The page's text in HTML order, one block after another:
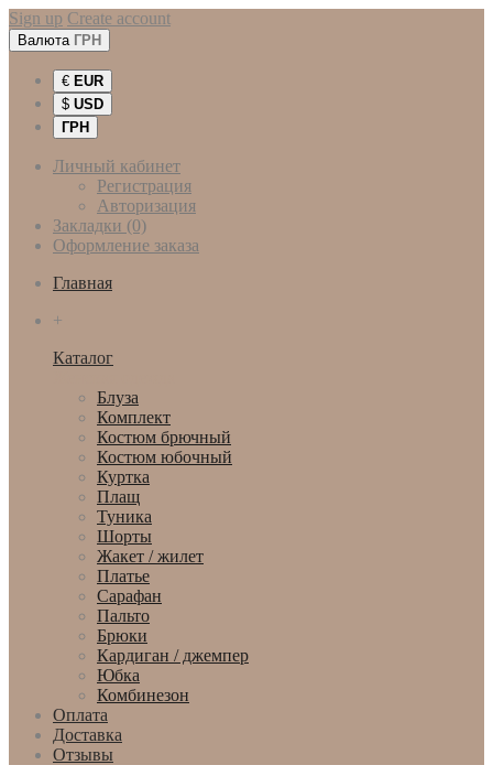
Sign up Create account
Валюта ГРН
€ EUR
$ USD
ГРН
Личный кабинет
Регистрация
Авторизация
Закладки (0)
Оформление заказа
Главная
+
Каталог
Блуза
Комплект
Костюм брючный
Костюм юбочный
Куртка
Плащ
Туника
Шорты
Жакет / жилет
Платье
Сарафан
Пальто
Брюки
Кардиган / джемпер
Юбка
Комбинезон
Оплата
Доставка
Отзывы